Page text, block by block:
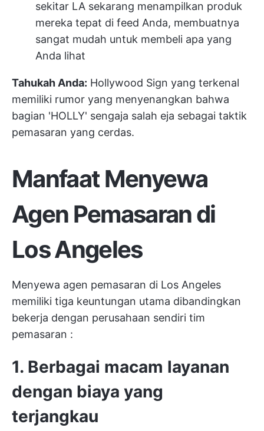
sekitar LA sekarang menampilkan produk
mereka tepat di feed Anda, membuatnya
sangat mudah untuk membeli apa yang
Anda lihat
Tahukah Anda: Hollywood Sign yang terkenal
memiliki rumor yang menyenangkan bahwa
bagian 'HOLLY' sengaja salah eja sebagai taktik
pemasaran yang cerdas.
Manfaat Menyewa
Agen Pemasaran di
Los Angeles
Menyewa agen pemasaran di Los Angeles
memiliki tiga keuntungan utama dibandingkan
bekerja dengan perusahaan sendiri tim
pemasaran :
1. Berbagai macam layanan
dengan biaya yang
terjangkau